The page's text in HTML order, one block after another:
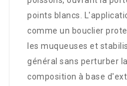
points blancs.
comme un bouclier
les muqueuses et
général sans perturber
composition à base